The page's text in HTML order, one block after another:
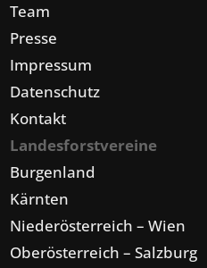
Team
Presse
Impressum
Datenschutz
Kontakt
Landesforstvereine
Burgenland
Kärnten
Niederösterreich – Wien
Oberösterreich – Salzburg